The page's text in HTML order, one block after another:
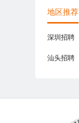
地区推荐
深圳招聘
汕头招聘